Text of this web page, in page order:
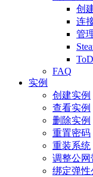
创
连
管
FAQ
实例
创建实例
查看实例
删除实例
重置密码
重装系统
调整公网
绑定弹性